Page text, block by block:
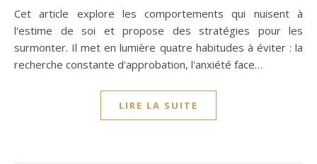
Cet article explore les comportements qui nuisent à
l'estime de soi et propose des stratégies pour les
surmonter. Il met en lumière quatre habitudes à éviter : la
recherche constante d'approbation, l'anxiété face…
LIRE LA SUITE